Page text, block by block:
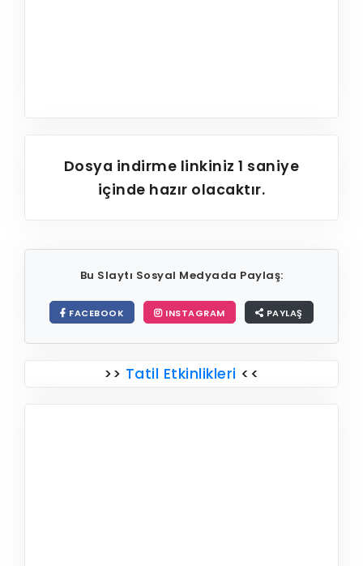
Dosya indirme linkiniz1 saniye
içinde hazır olacaktır.
Bu Slaytı Sosyal Medyada Paylaş:
FACEBOOK INSTAGRAM PAYLAŞ
>> Tatil Etkinlikleri <<